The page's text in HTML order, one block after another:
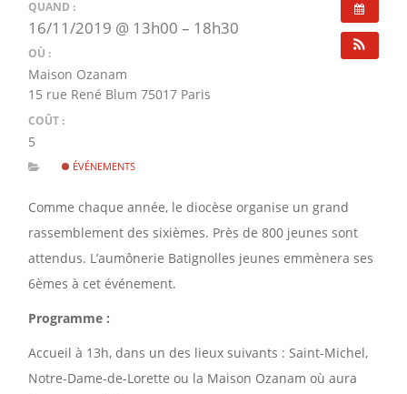
QUAND :
16/11/2019 @ 13h00 – 18h30
OÙ :
Maison Ozanam
15 rue René Blum 75017 Paris
COÛT :
5
ÉVÉNEMENTS
Comme chaque année, le diocèse organise un grand
rassemblement des sixièmes. Près de 800 jeunes sont
attendus. L’aumônerie Batignolles jeunes emmènera ses
6èmes à cet événement.
Programme :
Accueil à 13h, dans un des lieux suivants : Saint-Michel,
Notre-Dame-de-Lorette ou la Maison Ozanam où aura